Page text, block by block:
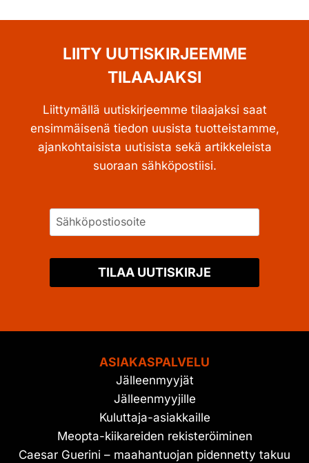
LIITY UUTISKIRJEEMME
TILAAJAKSI
Liittymällä uutiskirjeemme tilaajaksi saat
ensimmäisenä tiedon uusista tuotteistamme,
ajankohtaisista uutisista sekä artikkeleista
suoraan sähköpostiisi.
TILAA UUTISKIRJE
ASIAKASPALVELU
Jälleenmyyjät
Jälleenmyyjille
Kuluttaja-asiakkaille
Meopta-kiikareiden rekisteröiminen
Caesar Guerini – maahantuojan pidennetty takuu